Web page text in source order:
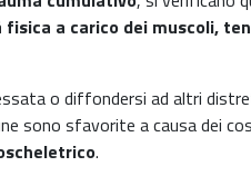
a carico dei muscoli,
o diffondersi ad altri
sono sfavorite a causa dei
.